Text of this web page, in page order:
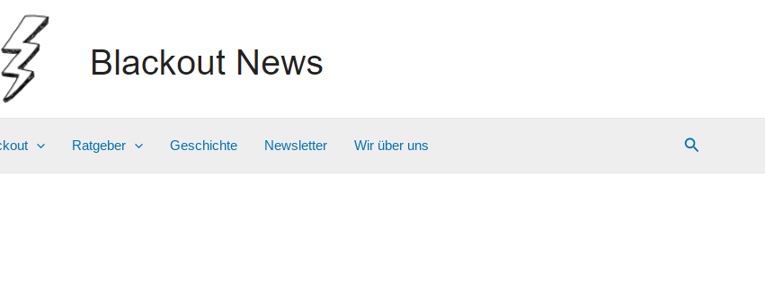
Ratgeber Geschichte Newsletter Wir über uns Suchen